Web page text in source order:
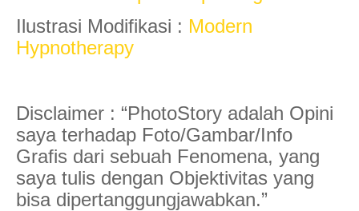
Ilustrasi Modifikasi : Modern
Hypnotherapy
Disclaimer : “PhotoStory adalah Opini
saya terhadap Foto/Gambar/Info
Grafis dari sebuah Fenomena, yang
saya tulis dengan Objektivitas yang
bisa dipertanggungjawabkan.”